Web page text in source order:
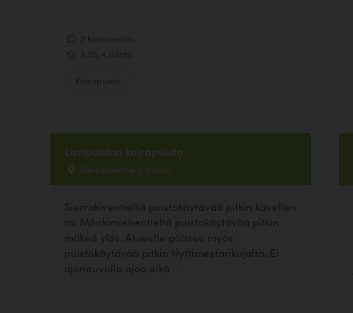
Lasipuiston koirapuisto
Sierrakiventie 5, Espoo
Sierrakiventieltä puistokäytävää pitkin kävellen
tai Mönkimiehentieltä puistokäytävää pitkin
mäkeä ylös. Alueelle pääsee myös
puistokäytävää pitkin Hyttimestarikujalta. Ei
ajoneuvolla ajoa eikä...